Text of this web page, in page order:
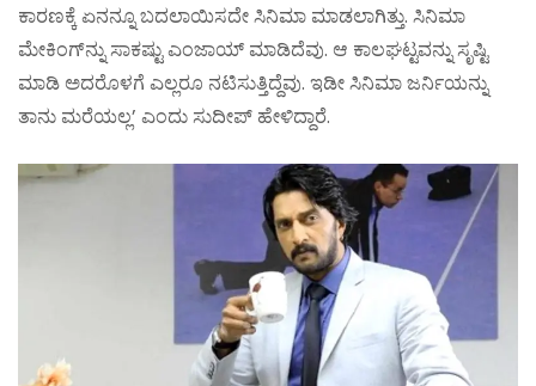
ಕಾರಣಕ್ಕೆ ಏನನ್ನೂ ಬದಲಾಯಿಸದೇ ಸಿನಿಮಾ ಮಾಡಲಾಗಿತ್ತು. ಸಿನಿಮಾ
ಮೇಕಿಂಗ್‌ನ್ನು ಸಾಕಷ್ಟು ಎಂಜಾಯ್ ಮಾಡಿದೆವು. ಆ ಕಾಲಘಟ್ಟವನ್ನು ಸೃಷ್ಟಿ
ಮಾಡಿ ಅದರೊಳಗೆ ಎಲ್ಲರೂ ನಟಿಸುತ್ತಿದ್ದೆವು. ಇಡೀ ಸಿನಿಮಾ ಜರ್ನಿಯನ್ನು
ತಾನು ಮರೆಯಲ್ಲ’ ಎಂದು ಸುದೀಪ್ ಹೇಳಿದ್ದಾರೆ.